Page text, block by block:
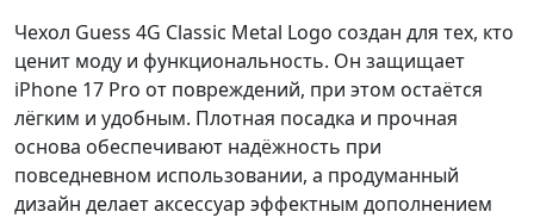
Чехол Guess 4G Classic Metal Logo создан для тех, кто
ценит моду и функциональность. Он защищает
iPhone 17 Pro от повреждений, при этом остаётся
лёгким и удобным. Плотная посадка и прочная
основа обеспечивают надёжность при
повседневном использовании, а продуманный
дизайн делает аксессуар эффектным дополнением